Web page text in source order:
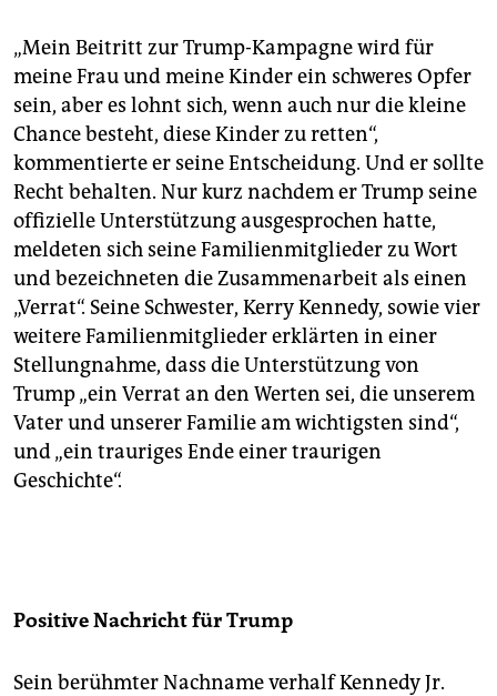
„Mein Beitritt zur Trump-Kampagne wird für
meine Frau und meine Kinder ein schweres Opfer
sein, aber es lohnt sich, wenn auch nur die kleine
Chance besteht, diese Kinder zu retten“,
kommentierte er seine Entscheidung. Und er sollte
Recht behalten. Nur kurz nachdem er Trump seine
offizielle Unterstützung ausgesprochen hatte,
meldeten sich seine Familienmitglieder zu Wort
und bezeichneten die Zusammenarbeit als einen
„Verrat“. Seine Schwester, Kerry Kennedy, sowie vier
weitere Familienmitglieder erklärten in einer
Stellungnahme, dass die Unterstützung von
Trump „ein Verrat an den Werten sei, die unserem
Vater und unserer Familie am wichtigsten sind“,
und „ein trauriges Ende einer traurigen
Geschichte“.
Positive Nachricht für Trump
Sein berühmter Nachname verhalf Kennedy Jr.